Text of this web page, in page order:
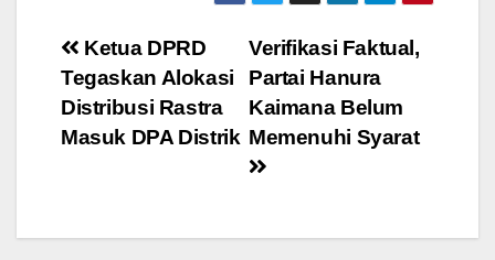
Post
navigation
Verifikasi Faktual,
Partai Hanura
Kaimana Belum
Memenuhi Syarat
Ketua DPRD
Tegaskan Alokasi
Distribusi Rastra
Masuk DPA Distrik